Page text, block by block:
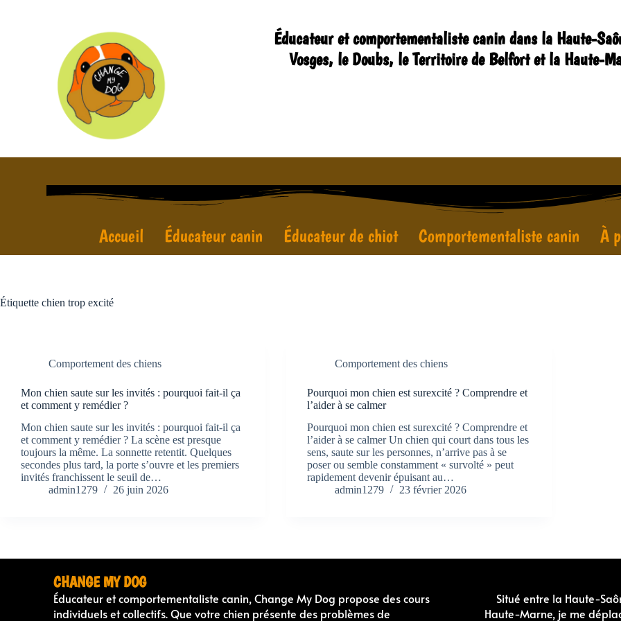
Éducateur et comportementaliste canin dans la Haute-
Vosges, le Doubs, le Territoire de Belfort et la Haute-
Accueil Éducateur canin Éducateur de chiot Comportementaliste canin À
Étiquette chien trop excité
Comportement des chiens
Mon chien saute sur les invités : pourquoi fait-il ça
et comment y remédier ?
Mon chien saute sur les invités : pourquoi fait-il ça
et comment y remédier ? La scène est presque
toujours la même. La sonnette retentit. Quelques
secondes plus tard, la porte s’ouvre et les premiers
invités franchissent le seuil de…
admin1279
26 juin 2026
Comportement des chiens
Pourquoi mon chien est surexcité ? Comprendre et
l’aider à se calmer
Pourquoi mon chien est surexcité ? Comprendre et
l’aider à se calmer Un chien qui court dans tous les
sens, saute sur les personnes, n’arrive pas à se
poser ou semble constamment « survolté » peut
rapidement devenir épuisant au…
admin1279
23 février 2026
CHANGE MY DOG
Éducateur et comportementaliste canin, Change My Dog propose des cours
individuels et collectifs. Que votre chien présente des problèmes de
Situé entre la Haute-
Haute-Marne, je me